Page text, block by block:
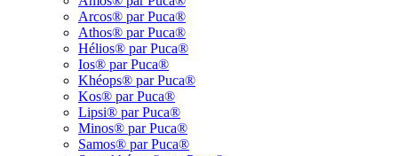
Arcos® par Puca®
Athos® par Puca®
Hélios® par Puca®
Ios® par Puca®
Khéops® par Puca®
Kos® par Puca®
Lipsi® par Puca®
Minos® par Puca®
Samos® par Puca®